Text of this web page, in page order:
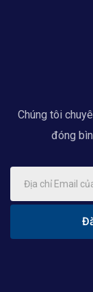
Chúng tôi
đóng